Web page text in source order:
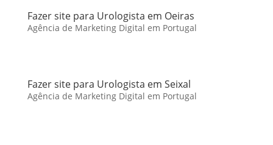
Fazer site para Urologista em Oeiras
Agência de Marketing Digital em Portugal
Fazer site para Urologista em Seixal
Agência de Marketing Digital em Portugal